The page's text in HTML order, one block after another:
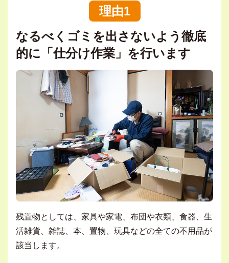
理由1
なるべくゴミを出さないよう徹底
的に「仕分け作業」を行います
残置物としては、家具や家電、布団や衣類、食器、生
活雑貨、雑誌、本、置物、玩具などの全ての不用品が
該当します。